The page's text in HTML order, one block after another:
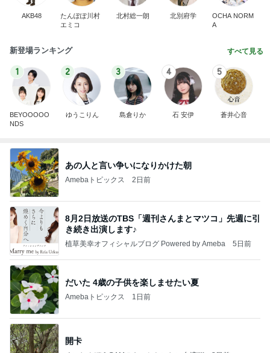
AKB48
たんぽぽ川村
エミコ
北村総一朗 北別府学
OCHA NORM
A
新登場ランキング すべて見る
1
BEYOOOOO
NDS
2
ゆうこりん
3
島倉りか
4
石 安伊
5
蒼井心音
あの人と言い争いになりかけた朝
Amebaトピックス 2日前
8月2日放送のTBS「週刊さんまとマツコ」先週に引
き続き出演します♪
植草美幸オフィシャルブログ Powered by Ameba 5日前
だいた 4歳の子供を楽しませたい夏
Amebaトピックス 1日前
開卡